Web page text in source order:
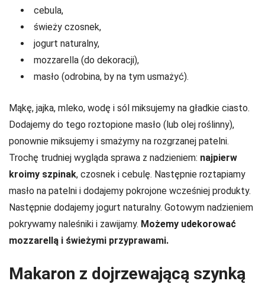
cebula,
świeży czosnek,
jogurt naturalny,
mozzarella (do dekoracji),
masło (odrobina, by na tym usmażyć).
Mąkę, jajka, mleko, wodę i sól miksujemy na gładkie ciasto.
Dodajemy do tego roztopione masło (lub olej roślinny),
ponownie miksujemy i smażymy na rozgrzanej patelni.
Trochę trudniej wygląda sprawa z nadzieniem: najpierw
kroimy szpinak, czosnek i cebulę. Następnie roztapiamy
masło na patelni i dodajemy pokrojone wcześniej produkty.
Następnie dodajemy jogurt naturalny. Gotowym nadzieniem
pokrywamy naleśniki i zawijamy. Możemy udekorować
mozzarellą i świeżymi przyprawami.
Makaron z dojrzewającą szynką